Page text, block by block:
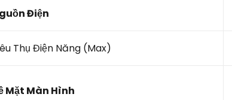
Điện
Thụ Điện Năng (Max)
Mặt Màn Hình